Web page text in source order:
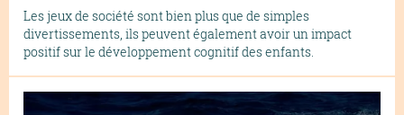
Les jeux de société sont bien plus que de simples
divertissements, ils peuvent également avoir un impact
positif sur le développement cognitif des enfants.